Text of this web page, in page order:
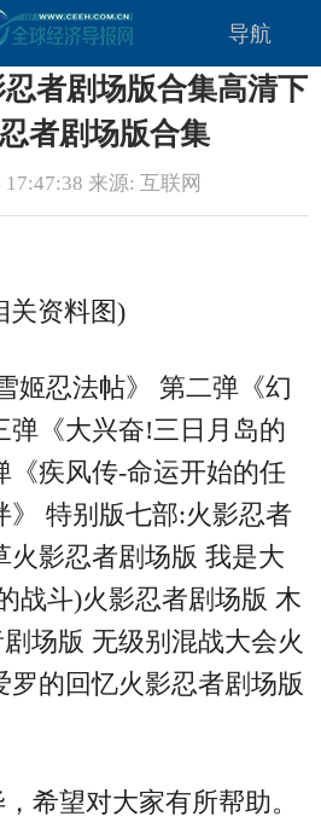
导航
者剧场版合集高清下
者剧场版合集
来源: 互联网
关资料图)
姬忍法帖》 第二弹《幻
弹《大兴奋!三日月岛的
《疾风传-命运开始的任
》 特别版七部:火影忍者
火影忍者剧场版 我是大
战斗)火影忍者剧场版 木
场版 无级别混战大会火
罗的回忆火影忍者剧场版
希望对大家有所帮助。